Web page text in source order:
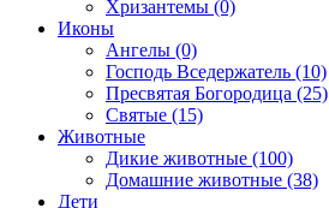
Хризантемы (0)
Иконы
Ангелы (0)
Господь Вседержатель (10)
Пресвятая Богородица (25)
Святые (15)
Животные
Дикие животные (100)
Домашние животные (38)
Дети